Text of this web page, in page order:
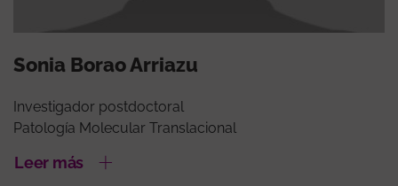
Sonia Borao Arriazu
Investigador postdoctoral
Patología Molecular Translacional
Leer más